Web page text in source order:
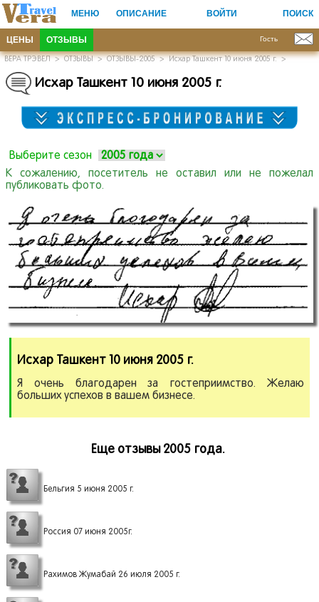
МЕНЮ ОПИСАНИЕ ВОЙТИ ПОИСК
ЦЕНЫ ОТЗЫВЫ Гость
ВЕРА ТРЭВЕЛ>ОТЗЫВЫ>ОТЗЫВЫ-2005>Исхар Ташкент 10 июня 2005 г.>
Исхар Ташкент 10 июня 2005 г.
Выберите сезон
К сожалению, посетитель не оставил или не пожелал
публиковать фото.
Исхар Ташкент 10 июня 2005 г.
Я очень благодарен за гостеприимство. Желаю
больших успехов в вашем бизнесе.
Еще отзывы 2005 года.
Бельгия 5 июня 2005 г.
Россия 07 июня 2005г.
Рахимов Жумабай 26 июля 2005 г.